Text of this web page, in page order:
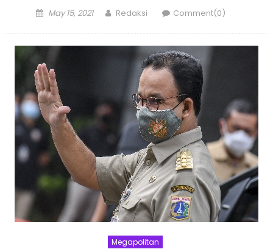
Posted
May 15, 2021 Author
Redaksi Comment(0)
Megapolitan